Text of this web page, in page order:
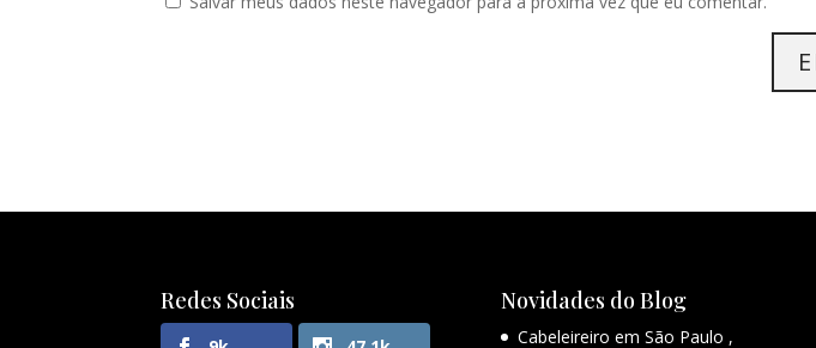
Redes Sociais Novidades do Blog
Cabeleireiro em São Paulo ,